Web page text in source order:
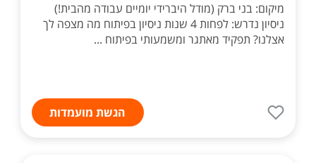
מיקום: בני ברק (מודל היברידי יומיים עבודה מהבית!)
ניסיון נדרש: לפחות 4 שנות ניסיון בפיתוח מה מצפה לך
אצלנו? תפקיד מאתגר ומשמעותי בפיתוח ...
הגשת מועמדות